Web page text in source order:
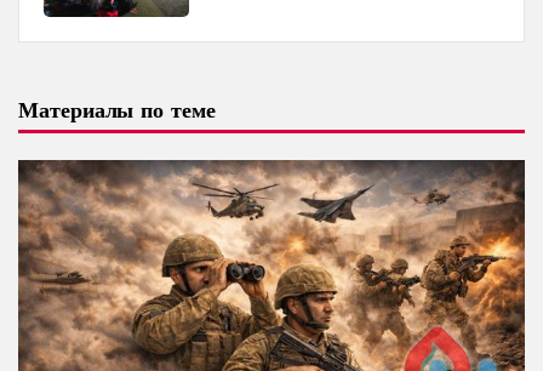
Материалы по теме